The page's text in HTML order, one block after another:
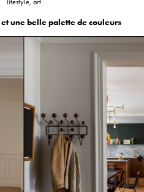
une belle palette de couleurs